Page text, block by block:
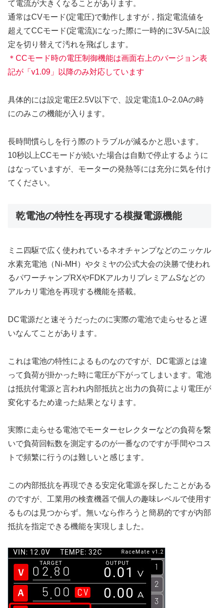
て電流が大きくなることがあります。
通常はCVモード(定電圧)で動作しますが，指定電流値を
超えてCCモード(定電流)になった際に一時的に3V-5Aに設
定を切り替えて汚れを飛ばします。
＊CCモード時の電圧制御機能は画面右上のバージョン表
記が「v1.09」以降のみ対応しています
具体的には設定電圧2.5V以下で、設定電流1.0~2.0Aの時
にのみこの機能が入ります。
長時間慣らしを行う際のトラブルが減るかと思います。
10秒以上CCモードが続いた場合は自動で停止するように
はなっていますが、モーターの発熱等には充分に気を付け
てください。
乾電池の特性を再現する模擬電源機能
ミニ四駆で広く使われているネオチャンプなどのニッケル
水素充電池（Ni-MH）やタミヤの公式大会の決勝で使われ
るパワーチャンプRXやFDKアルカリプレミアムSなどの
アルカリ電池を再現する機能を搭載。
DC電源だと速そうだったのに実際の電池で走らせると遅
いなんてことがあります。
これは電池の特性によるものなのですが、DC電源とは違
って負荷が掛かった時に電圧が下がってしまいます。電池
は抵抗付電源と言われ内部抵抗と出力の負荷により電圧が
変化するため違った結果となります。
実際に走らせる電池でモーターセレクターなどの負荷を繋
いで負荷回転数を測定するのが一番なのですが手間やコス
トで頻繁に行うのは難しいと感じます。
この内部抵抗を再現できる安定化電源を探したことがある
のですが、工業用の検査機器で個人の趣味レベルで使用す
るものは見つからず。無いなら作ろうと簡易的ですが内部
抵抗を指定できる機能を実現しました。